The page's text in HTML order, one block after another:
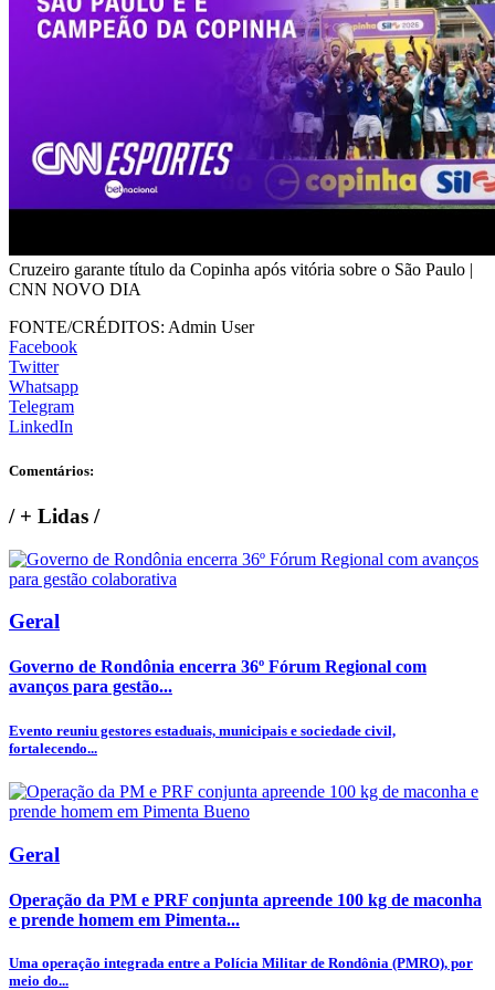
Cruzeiro garante título da Copinha após vitória sobre o São Paulo |
CNN NOVO DIA
FONTE/CRÉDITOS: Admin User
Facebook
Twitter
Whatsapp
Telegram
LinkedIn
Comentários:
/+ Lidas /
Geral
Governo de Rondônia encerra 36º Fórum Regional com
avanços para gestão...
Evento reuniu gestores estaduais, municipais e sociedade civil,
fortalecendo...
Geral
Operação da PM e PRF conjunta apreende 100 kg de maconha
e prende homem em Pimenta...
Uma operação integrada entre a Polícia Militar de Rondônia (PMRO), por
meio do...